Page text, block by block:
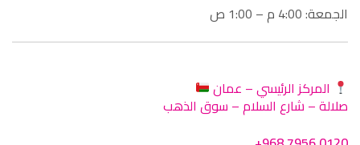
الجمعة: 4:00 م – 1:00 ص
المركز الرئيسي – عمان
صلالة – شارع السلام – سوق الذهب